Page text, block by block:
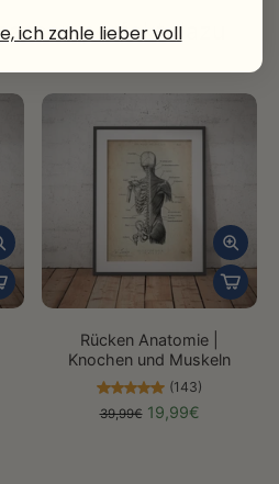
perfekt dazu
Rücken Anatomie |
Knochen und Muskeln
(143)
39,99€ 19,99€
ich zahle lieber voll